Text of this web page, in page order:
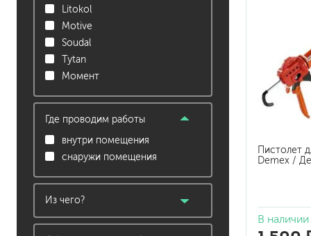
пропитки для древесины
противогололедный
Litokol
Motive
Soudal
Tytan
Момент
Где проводим работы
внутри помещения
снаружи помещения
Из чего?
бумага, картон
Пистолет
Demex /
В наличии